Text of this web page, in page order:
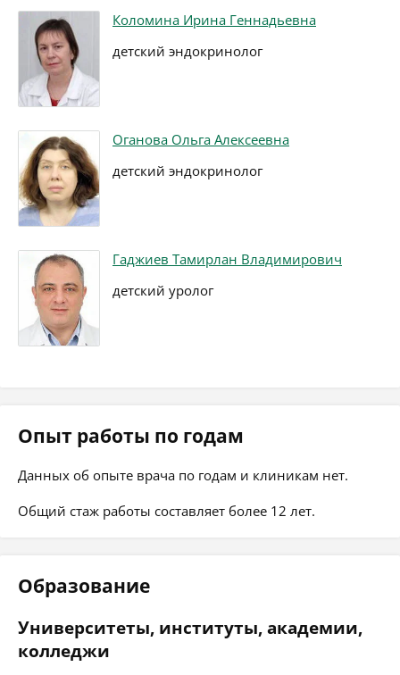
Коломина Ирина Геннадьевна
детский эндокринолог
Оганова Ольга Алексеевна
детский эндокринолог
Гаджиев Тамирлан Владимирович
детский уролог
Опыт работы по годам
Данных об опыте врача по годам и клиникам нет.
Общий стаж работы составляет более 12 лет.
Образование
Университеты, институты, академии,
колледжи